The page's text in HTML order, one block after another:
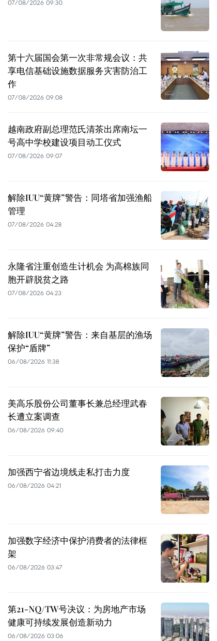
07/08/2026 09:30
第十六届国会第一次非常规会议：共
享电信基础设施数据服务灾害防治工
作
07/08/2026 09:08
越南政府副总理范氏清茶出席南坛一
号高中学校建设项目动工仪式
07/08/2026 09:07
解除IUU“黄牌”警告：同塔省加强渔船
管理
07/08/2026 04:28
永隆省注重创造生计机会 为高棉族同
胞开辟脱贫之路
07/08/2026 04:23
解除IUU“黄牌”警告：来自基层的渔场
保护“盾牌”
06/08/2026 11:38
美高乐股份公司董事长兼总经理武春
长遭立案调查
06/08/2026 09:40
加强西宁省边境线走私打击力度
06/08/2026 04:21
加强数字经济中保护消费者的法律框
架
06/08/2026 03:47
第21-NQ/TW号决议：为房地产市场
健康可持续发展创造新动力
06/08/2026 03:06